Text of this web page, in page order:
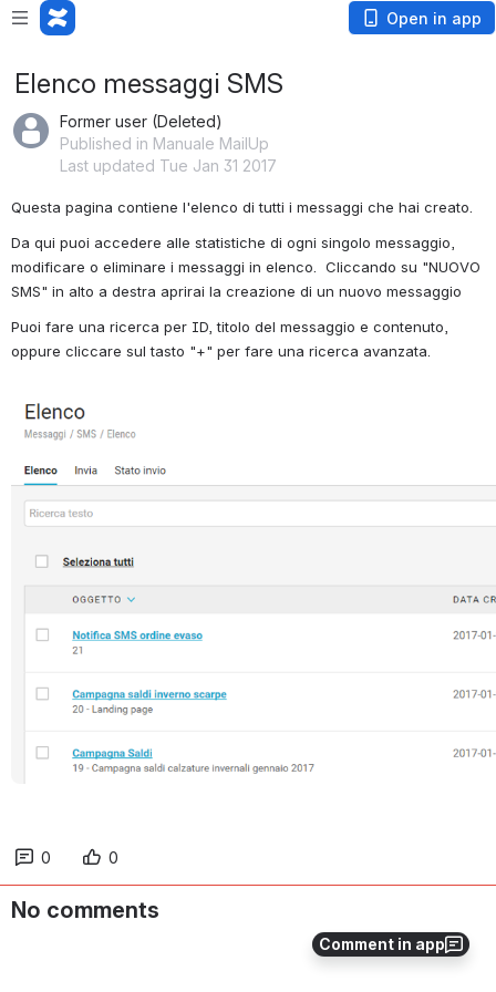
Open in app
Comment in app
Elenco messaggi SMS
Former user (Deleted)
Published in Manuale MailUp
Last updated Tue Jan 31 2017
Questa pagina contiene l'elenco di tutti i messaggi che hai creato.
Da qui puoi accedere alle statistiche di ogni singolo messaggio,
modificare o eliminare i messaggi in elenco.  Cliccando su "NUOVO
SMS" in alto a destra aprirai la creazione di un nuovo messaggio
Puoi fare una ricerca per ID, titolo del messaggio e contenuto,
oppure cliccare sul tasto "+" per fare una ricerca avanzata.
Open
0 0
No comments